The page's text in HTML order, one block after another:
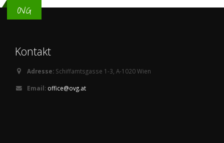
OVG
Kontakt
Adresse: Schiffamtsgasse 1-3, A-1020 Wien
Email: office@ovg.at